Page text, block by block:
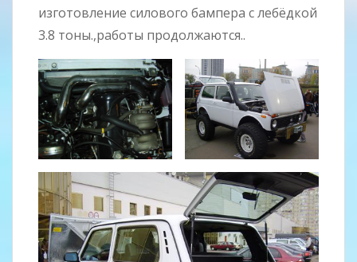
изготовление силового бампера с лебёдкой
3.8 тоны.,работы продолжаются..